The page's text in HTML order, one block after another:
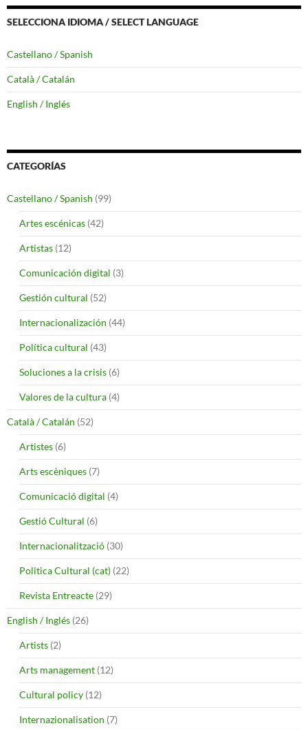
SELECCIONA IDIOMA / SELECT LANGUAGE
Castellano / Spanish
Català / Catalán
English / Inglés
CATEGORÍAS
Castellano / Spanish (99)
Artes escénicas (42)
Artistas (12)
Comunicación digital (3)
Gestión cultural (52)
Internacionalización (44)
Política cultural (43)
Soluciones a la crisis (6)
Valores de la cultura (4)
Català / Catalán (52)
Artistes (6)
Arts escèniques (7)
Comunicació digital (4)
Gestió Cultural (6)
Internacionalització (30)
Politica Cultural (cat) (22)
Revista Entreacte (29)
English / Inglés (26)
Artists (2)
Arts management (12)
Cultural policy (12)
Internazionalisation (7)